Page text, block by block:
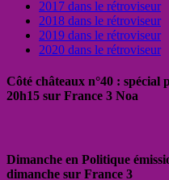
2017 dans le rétroviseur
2018 dans le rétroviseur
2019 dans le rétroviseur
2020 dans le rétroviseur
Côté châteaux n°40 : spécial
20h15 sur France 3 Noa
Dimanche en Politique
dimanche sur France 3